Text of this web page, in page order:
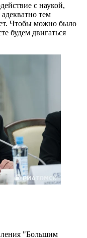
с наукой,
тем
Чтобы можно было
будем двигаться
"Большим